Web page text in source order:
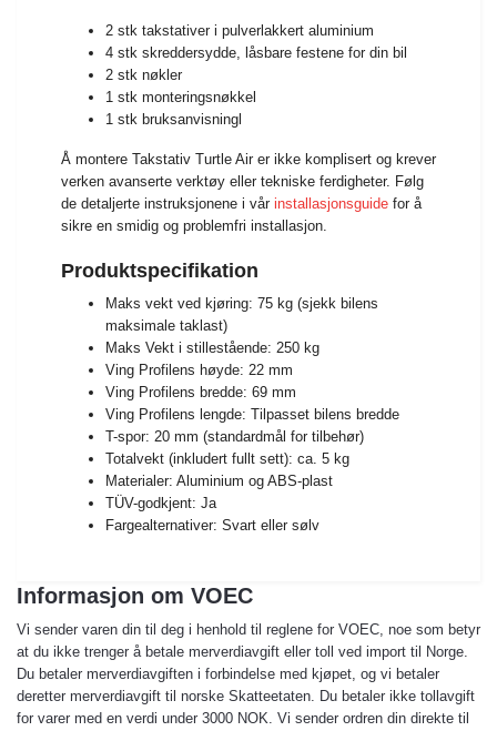
2 stk takstativer i pulverlakkert aluminium
4 stk skreddersydde, låsbare festene for din bil
2 stk nøkler
1 stk monteringsnøkkel
1 stk bruksanvisningl
Å montere Takstativ Turtle Air er ikke komplisert og krever
verken avanserte verktøy eller tekniske ferdigheter. Følg
de detaljerte instruksjonene i vår installasjonsguide for å
sikre en smidig og problemfri installasjon.
Produktspecifikation
Maks vekt ved kjøring: 75 kg (sjekk bilens
maksimale taklast)
Maks Vekt i stillestående: 250 kg
Ving Profilens høyde: 22 mm
Ving Profilens bredde: 69 mm
Ving Profilens lengde: Tilpasset bilens bredde
T-spor: 20 mm (standardmål for tilbehør)
Totalvekt (inkludert fullt sett): ca. 5 kg
Materialer: Aluminium og ABS-plast
TÜV-godkjent: Ja
Fargealternativer: Svart eller sølv
Informasjon om VOEC
Vi sender varen din til deg i henhold til reglene for VOEC, noe som betyr
at du ikke trenger å betale merverdiavgift eller toll ved import til Norge.
Du betaler merverdiavgiften i forbindelse med kjøpet, og vi betaler
deretter merverdiavgift til norske Skatteetaten. Du betaler ikke tollavgift
for varer med en verdi under 3000 NOK. Vi sender ordren din direkte til